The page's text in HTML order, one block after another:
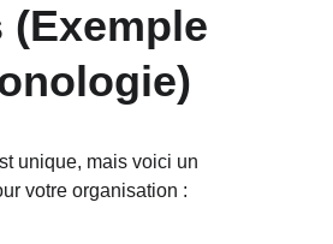
(Exemple
unique, mais voici un
votre organisation :